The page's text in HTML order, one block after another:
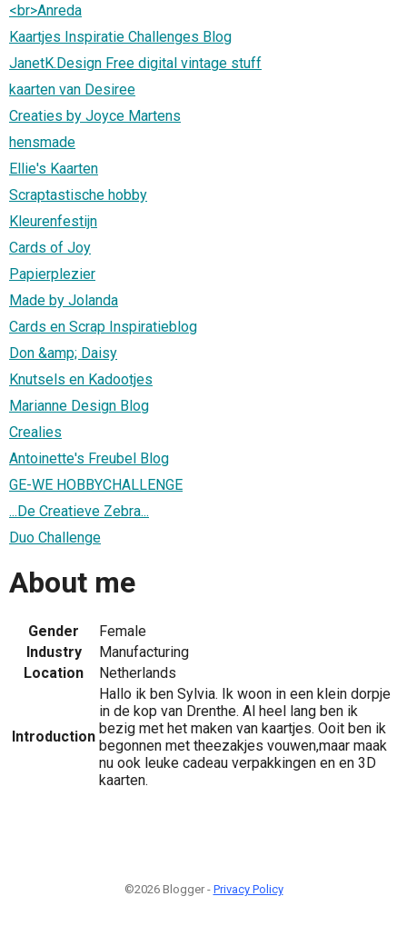
<br>Anreda
Kaartjes Inspiratie Challenges Blog
JanetK.Design Free digital vintage stuff
kaarten van Desiree
Creaties by Joyce Martens
hensmade
Ellie's Kaarten
Scraptastische hobby
Kleurenfestijn
Cards of Joy
Papierplezier
Made by Jolanda
Cards en Scrap Inspiratieblog
Don &amp; Daisy
Knutsels en Kadootjes
Marianne Design Blog
Crealies
Antoinette's Freubel Blog
GE-WE HOBBYCHALLENGE
...De Creatieve Zebra...
Duo Challenge
About me
Gender
Female
Industry
Manufacturing
Location
Netherlands
Introduction
Hallo ik ben Sylvia. Ik woon in een klein dorpje
in de kop van Drenthe. Al heel lang ben ik
bezig met het maken van kaartjes. Ooit ben ik
begonnen met theezakjes vouwen,maar maak
nu ook leuke cadeau verpakkingen en en 3D
kaarten.
©2026 Blogger - Privacy Policy